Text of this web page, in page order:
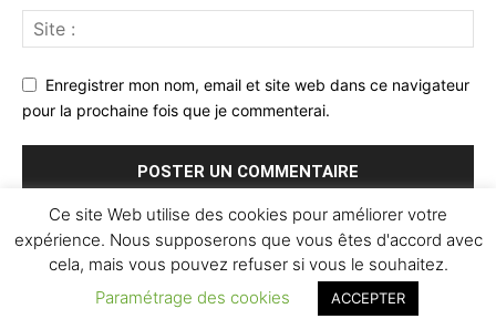
Enregistrer mon nom, email et site web dans ce navigateur
pour la prochaine fois que je commenterai.
© Newspaper WordPress Theme by TagDiv
Ce site Web utilise des cookies pour améliorer votre
expérience. Nous supposerons que vous êtes d'accord avec
cela, mais vous pouvez refuser si vous le souhaitez.
Paramétrage des cookies
ACCEPTER